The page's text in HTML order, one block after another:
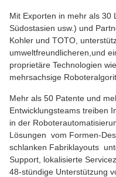
Mit Exporten in mehr als 30
Südostasien usw.) und
Kohler und TOTO,
umweltfreundlicheren,und
proprietäre Technologien
mehrsachsige
Mehr als 50 Patente und
Entwicklungsteams treiben
in der
Lösungen  vom Formen-
schlanken Fabriklayouts 
Support, lokalisierte
48-stündige Unterstützung